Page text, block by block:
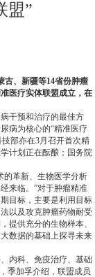
盟”
古、新疆等14省份肿瘤
医疗实体联盟成立，在
干预和治疗的最佳方
病为核心的“精准医疗
部亦在3月召开首次精
计划正在酝酿；国务院
的革新、生物医学分析
来临。”对于肿瘤精准
目标，主要是利用目标
以及攻克肿瘤药物耐受
提供充分的生物样本、
数据的基础上探寻未来
内科、免疫治疗、基础
季加孚介绍，联盟成员